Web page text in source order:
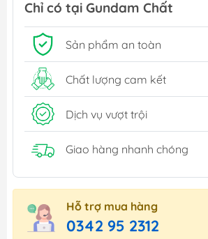
Chỉ có tại Gundam Chất
Sản phẩm an toàn
Chất lượng cam kết
Dịch vụ vượt trội
Giao hàng nhanh chóng
Hỗ trợ mua hàng
0342 95 2312